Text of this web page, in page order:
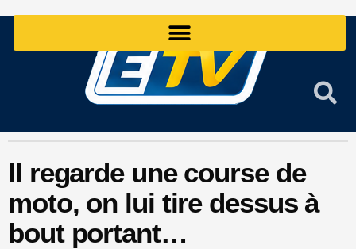
Il regarde une course de
moto, on lui tire dessus à
bout portant…